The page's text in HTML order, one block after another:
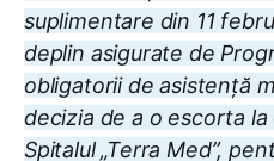
suplimentare din 11
deplin asigurate de
obligatorii de asistență
decizia de a o escorta
Spitalul „Terra Med”,